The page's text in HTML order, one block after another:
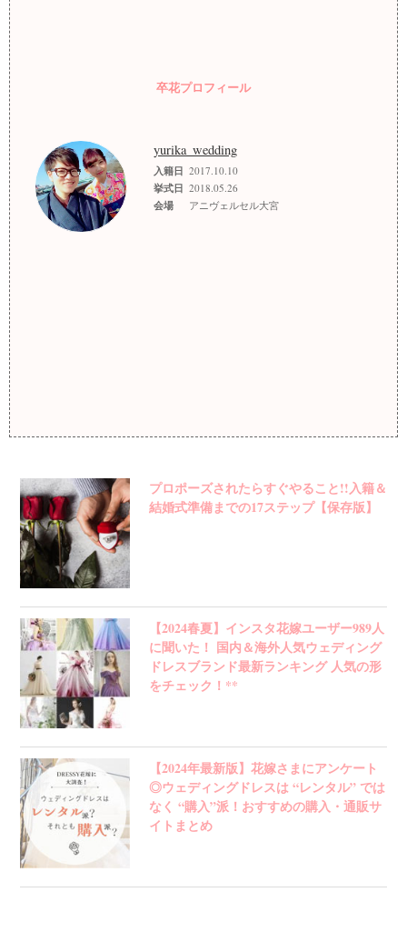
卒花プロフィール
yurika_wedding
入籍日 2017.10.10
挙式日 2018.05.26
会場 アニヴェルセル大宮
プロポーズされたらすぐやること!!入籍＆
結婚式準備までの17ステップ【保存版】
【2024春夏】インスタ花嫁ユーザー989人
に聞いた！ 国内＆海外人気ウェディング
ドレスブランド最新ランキング 人気の形
をチェック！**
【2024年最新版】花嫁さまにアンケート
◎ウェディングドレスは “レンタル” では
なく “購入”派！おすすめの購入・通販サ
イトまとめ